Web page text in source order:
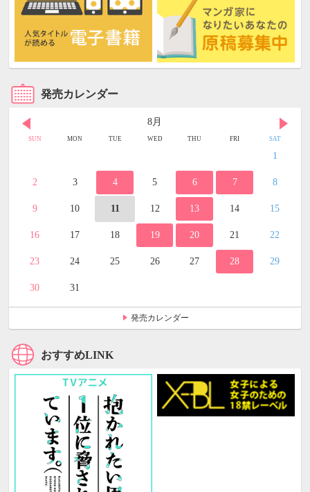
発売カレンダー
8月
SUN MON TUE WED THU FRI SAT
1
2 3 4 5 6 7 8
9 10 11 12 13 14 15
16 17 18 19 20 21 22
23 24 25 26 27 28 29
30 31
発売カレンダー
おすすめLINK